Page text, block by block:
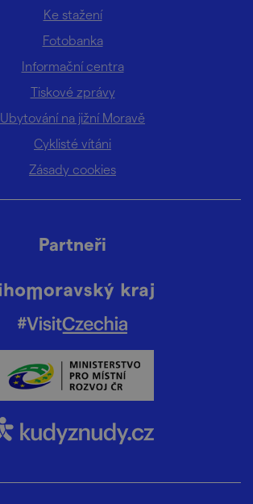
Ke stažení
Fotobanka
Informační centra
Tiskové zprávy
Ubytování na jižní Moravě
Cyklisté vítáni
Zásady cookies
Partneři